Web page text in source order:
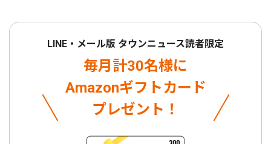
LINE・メール版 タウンニュース読者限定
毎月計30名様に
Amazonギフトカード
プレゼント！